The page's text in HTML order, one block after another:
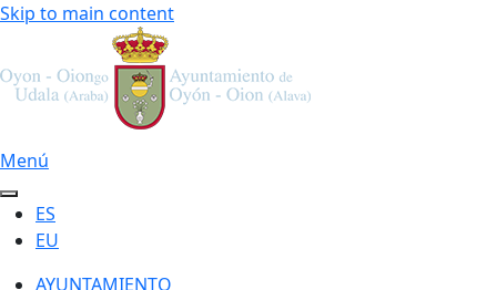
Skip to main content
Menú
ES
EU
AYUNTAMIENTO